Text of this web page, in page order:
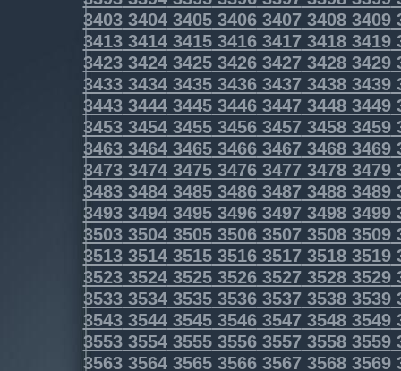
3403340434053406340734083409
3413341434153416341734183419
3423342434253426342734283429
3433343434353436343734383439
3443344434453446344734483449
3453345434553456345734583459
3463346434653466346734683469
3473347434753476347734783479
3483348434853486348734883489
3493349434953496349734983499
3503350435053506350735083509
3513351435153516351735183519
3523352435253526352735283529
3533353435353536353735383539
3543354435453546354735483549
3553355435553556355735583559
3563356435653566356735683569